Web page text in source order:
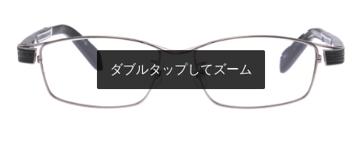
ダブルタップしてズーム